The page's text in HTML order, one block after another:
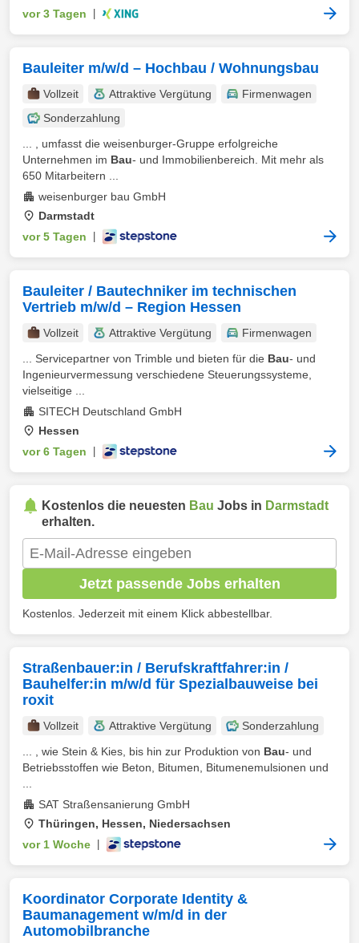
vor 3 Tagen
Bauleiter m/w/d – Hochbau / Wohnungsbau
Vollzeit Attraktive Vergütung
Firmenwagen
Sonderzahlung
... , umfasst die weisenburger-Gruppe erfolgreiche
Unternehmen im Bau- und Immobilienbereich. Mit mehr als
650 Mitarbeitern ...
weisenburger bau GmbH
Darmstadt
vor 5 Tagen
Bauleiter / Bautechniker im technischen
Vertrieb m/w/d – Region Hessen
Vollzeit Attraktive Vergütung
Firmenwagen
... Servicepartner von Trimble und bieten für die Bau- und
Ingenieurvermessung verschiedene Steuerungssysteme,
vielseitige ...
SITECH Deutschland GmbH
Hessen
vor 6 Tagen
Kostenlos die neuesten Bau Jobs in Darmstadt
erhalten.
Jetzt passende Jobs erhalten
Kostenlos. Jederzeit mit einem Klick abbestellbar.
Straßenbauer:in / Berufskraftfahrer:in /
Bauhelfer:in m/w/d für Spezialbauweise bei
roxit
Vollzeit Attraktive Vergütung
Sonderzahlung
... , wie Stein & Kies, bis hin zur Produktion von Bau- und
Betriebsstoffen wie Beton, Bitumen, Bitumenemulsionen und
SAT Straßensanierung GmbH
Thüringen, Hessen, Niedersachsen
vor 1 Woche
Koordinator Corporate Identity &
Baumanagement w/m/d in der
Automobilbranche